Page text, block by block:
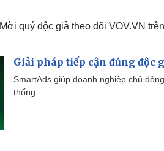
Mời quý độc giả theo dõi VOV.VN trên
Giải pháp tiếp cận đúng độc
SmartAds giúp doanh nghiệp chủ
thống.